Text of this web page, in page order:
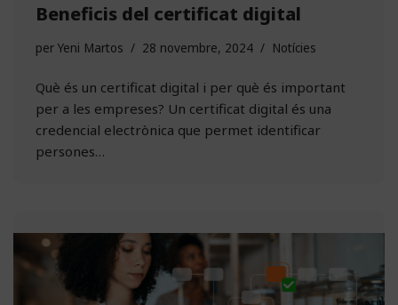
Beneficis del certificat digital
per Yeni Martos 28 novembre, 2024 Notícies
Què és un certificat digital i per què és important
per a les empreses? Un certificat digital és una
credencial electrònica que permet identificar
persones…